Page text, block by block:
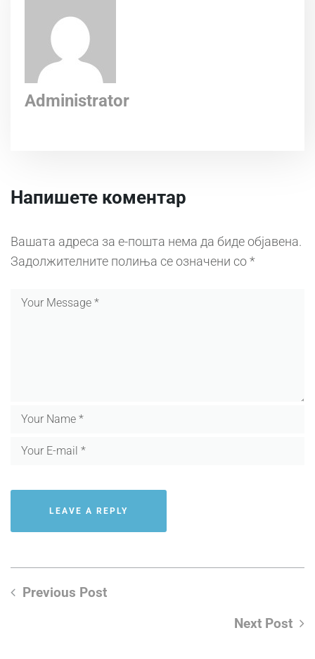
Administrator
Напишете коментар
Вашата адреса за е-пошта нема да биде објавена.
Задолжителните полиња се означени со*
Previous Post
Next Post